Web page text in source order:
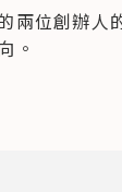
兩位創辦人
。